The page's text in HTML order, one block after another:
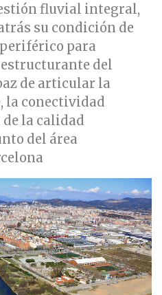
fluvial integral,
su condición de
para
del
de articular la
la conectividad
la calidad
del área